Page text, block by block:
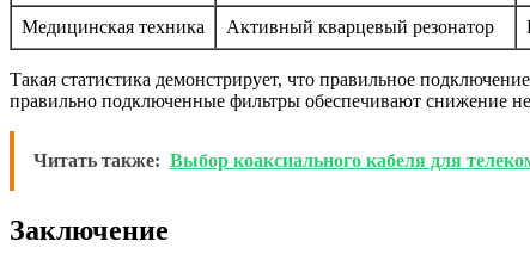
Медицинская техника Активный кварцевый резонатор
Такая статистика демонстрирует, что правильное
правильно подключенные фильтры обеспечивают снижение
Читать также: Выбор коаксиального кабеля для
Заключение